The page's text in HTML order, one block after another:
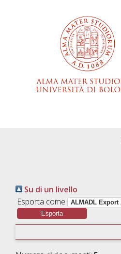
Su di un livello
Esporta come